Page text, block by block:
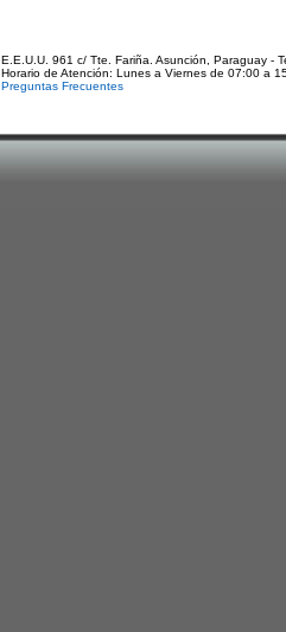
E.E.U.U. 961 c/ Tte. Fariña. Asunción, Paraguay -
Horario de Atención: Lunes a Viernes de 07:00 a
Preguntas Frecuentes